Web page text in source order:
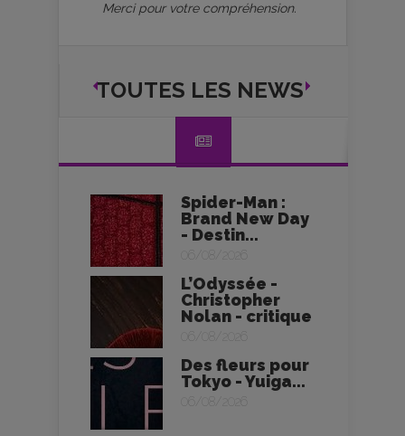
Merci pour votre compréhension.
TOUTES LES NEWS
Spider-Man :
Brand New Day
- Destin...
06/08/2026
L’Odyssée -
Christopher
Nolan - critique
06/08/2026
Des fleurs pour
Tokyo - Yuiga...
06/08/2026